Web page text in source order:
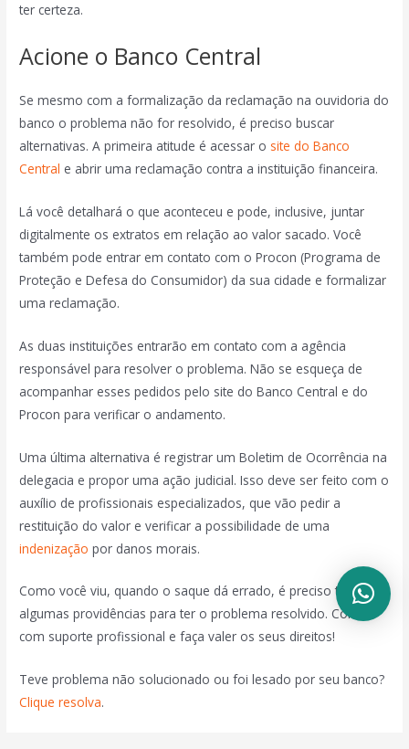
ter certeza.
Acione o Banco Central
Se mesmo com a formalização da reclamação na ouvidoria do
banco o problema não for resolvido, é preciso buscar
alternativas. A primeira atitude é acessar o site do Banco
Central e abrir uma reclamação contra a instituição financeira.
Lá você detalhará o que aconteceu e pode, inclusive, juntar
digitalmente os extratos em relação ao valor sacado. Você
também pode entrar em contato com o Procon (Programa de
Proteção e Defesa do Consumidor) da sua cidade e formalizar
uma reclamação.
As duas instituições entrarão em contato com a agência
responsável para resolver o problema. Não se esqueça de
acompanhar esses pedidos pelo site do Banco Central e do
Procon para verificar o andamento.
Uma última alternativa é registrar um Boletim de Ocorrência na
delegacia e propor uma ação judicial. Isso deve ser feito com o
auxílio de profissionais especializados, que vão pedir a
restituição do valor e verificar a possibilidade de uma
indenizaçãopor danos morais.
Como você viu, quando o saque dá errado, é preciso tomar
algumas providências para ter o problema resolvido. Conte
com suporte profissional e faça valer os seus direitos!
Teve problema não solucionado ou foi lesado por seu banco?
Clique resolva.